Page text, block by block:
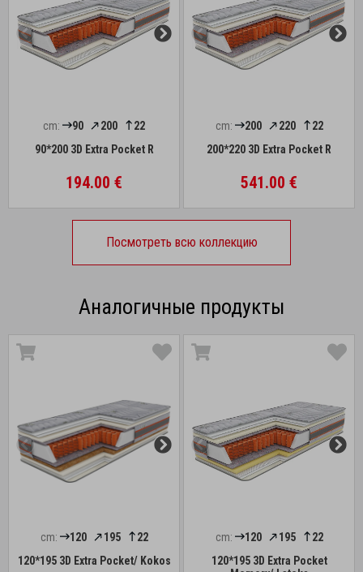
cm: 90 200
22
90*200 3D Extra Pocket R
194.00 €
cm: 200 220
22
200*220 3D Extra Pocket R
541.00 €
Посмотреть всю коллекцию
Аналогичные продукты
cm: 120 195
22
120*195 3D Extra Pocket/ Kokos
cm: 120 195
22
120*195 3D Extra Pocket